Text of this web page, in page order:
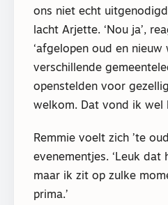
ons niet echt
lacht Arjette. ‘Nou ja’,
‘afgelopen oud en nieuw
verschillende
openstelden voor
welkom. Dat vond ik wel
Remmie voelt zich ’te
evenementjes. ‘Leuk dat
maar ik zit op zulke
prima.’